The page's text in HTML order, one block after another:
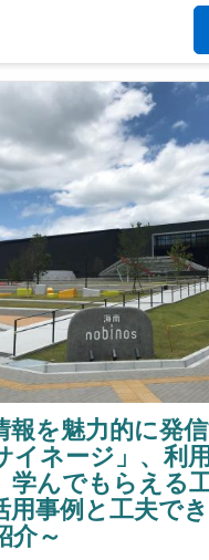
報を魅力的に発
イネージ」、利
学んでもらえる
用事例と工夫で
介～